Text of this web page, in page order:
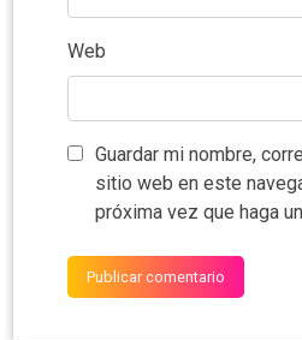
Web
Guardar mi nombre,
sitio web en este
próxima vez que haga